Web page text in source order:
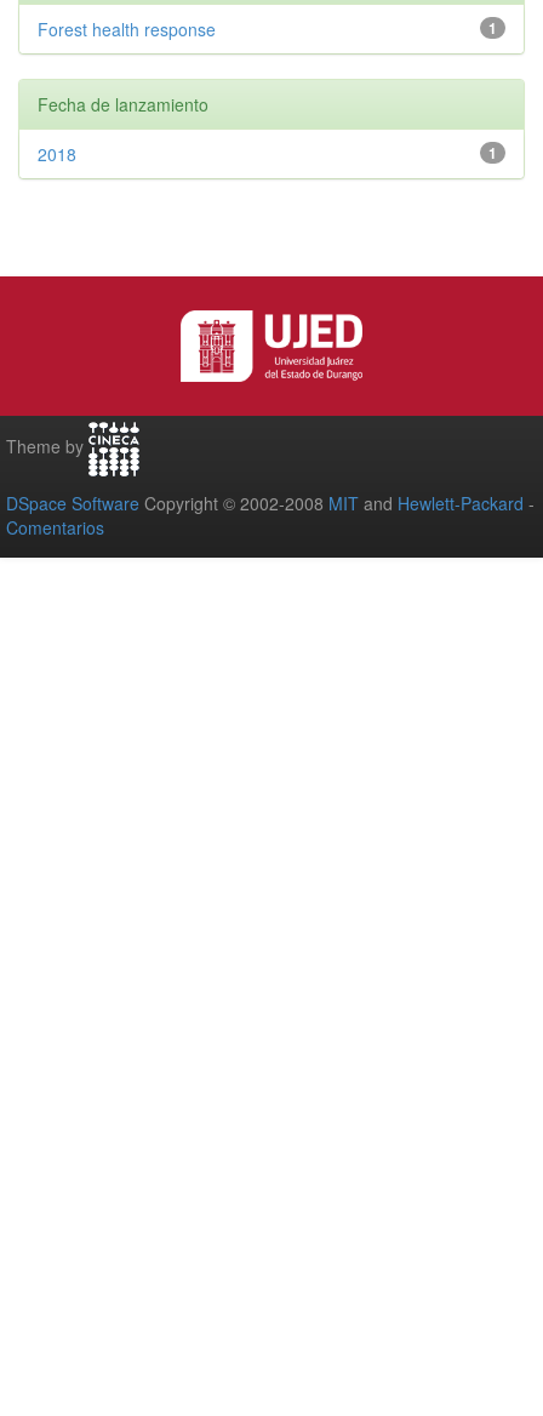
1
Forest health response
Fecha de lanzamiento
1
2018
Theme by
DSpace Software Copyright © 2002-2008 MIT and Hewlett-Packard -
Comentarios